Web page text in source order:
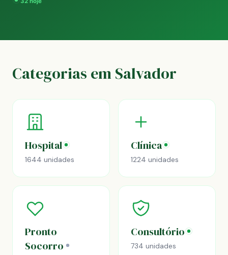
Categorias em Salvador
Hospital
1644 unidades
Clínica
1224 unidades
Pronto
Socorro
Consultório
734 unidades